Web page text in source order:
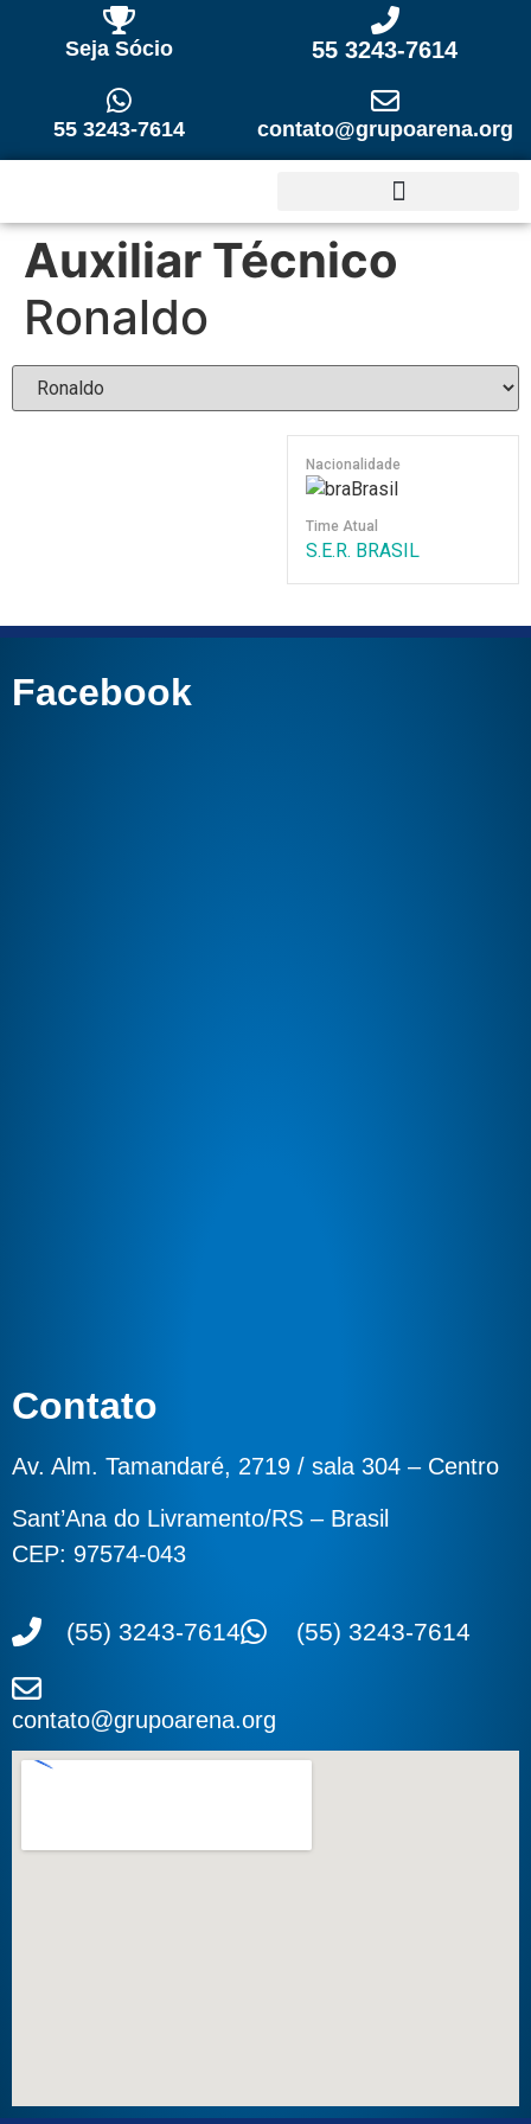
Seja Sócio 55 3243-7614
55 3243-7614 contato@grupoarena.org
Auxiliar Técnico
Ronaldo
Nacionalidade
Brasil
Time Atual
S.E.R. BRASIL
Facebook
Contato
Av. Alm. Tamandaré, 2719 / sala 304 – Centro
Sant’Ana do Livramento/RS – Brasil
CEP: 97574-043
(55) 3243-7614 (55) 3243-7614
contato@grupoarena.org